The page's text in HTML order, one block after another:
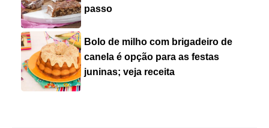
passo
Bolo de milho com brigadeiro de
canela é opção para as festas
juninas; veja receita